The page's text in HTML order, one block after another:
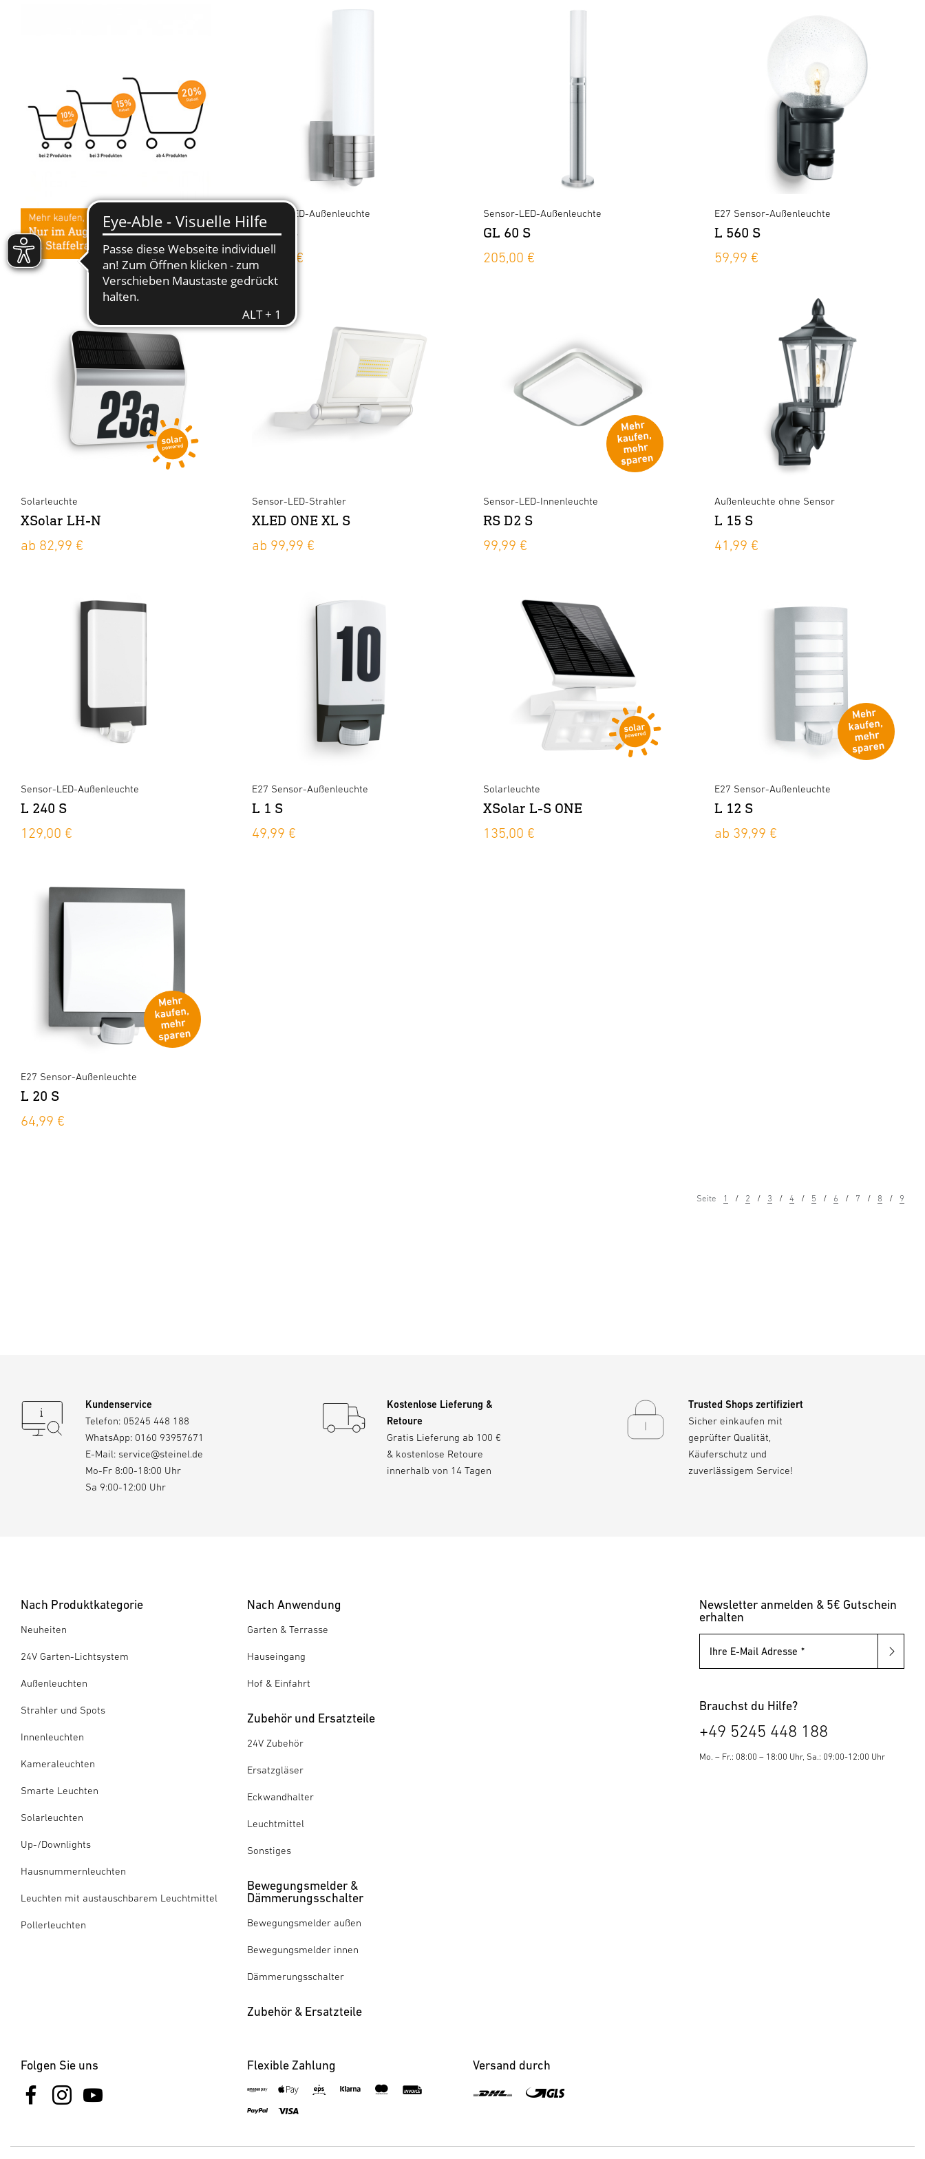
Sensor-LED-Außenleuchte
L 260 S
139,00 €
Sensor-LED-Außenleuchte
GL 60 S
205,00 €
E27 Sensor-Außenleuchte
L 560 S
59,99 €
Solarleuchte
XSolar LH-N
ab 82,99 €
Sensor-LED-Strahler
XLED ONE XL S
ab 99,99 €
Sensor-LED-Innenleuchte
RS D2 S
99,99 €
Außenleuchte ohne Sensor
L 15 S
41,99 €
Sensor-LED-Außenleuchte
L 240 S
129,00 €
E27 Sensor-Außenleuchte
L 1 S
49,99 €
Solarleuchte
XSolar L-S ONE
135,00 €
E27 Sensor-Außenleuchte
L 12 S
ab 39,99 €
E27 Sensor-Außenleuchte
L 20 S
64,99 €
Seite 1 2 3 4 5 6 7 8 9
Kundenservice
Telefon: 05245 448 188
WhatsApp: 0160 93957671
E-Mail: service@steinel.de
Mo-Fr 8:00-18:00 Uhr
Sa 9:00-12:00 Uhr
Kostenlose Lieferung &
Retoure
Gratis Lieferung ab 100 €
& kostenlose Retoure
innerhalb von 14 Tagen
Trusted Shops zertifiziert
Sicher einkaufen mit
geprüfter Qualität,
Käuferschutz und
zuverlässigem Service!
Nach Produktkategorie
Neuheiten
24V Garten-Lichtsystem
Außenleuchten
Strahler und Spots
Innenleuchten
Kameraleuchten
Smarte Leuchten
Solarleuchten
Up-/Downlights
Hausnummernleuchten
Leuchten mit austauschbarem Leuchtmittel
Pollerleuchten
Nach Anwendung
Garten & Terrasse
Hauseingang
Hof & Einfahrt
Zubehör und Ersatzteile
24V Zubehör
Ersatzgläser
Eckwandhalter
Leuchtmittel
Sonstiges
Bewegungsmelder &
Dämmerungsschalter
Bewegungsmelder außen
Bewegungsmelder innen
Dämmerungsschalter
Zubehör & Ersatzteile
Newsletter anmelden & 5€ Gutschein
erhalten
Ihre E-Mail Adresse
Brauchst du Hilfe?
+49 5245 448 188
Mo. – Fr.: 08:00 – 18:00 Uhr, Sa.: 09:00-12:00 Uhr
Folgen Sie uns Flexible Zahlung Versand durch